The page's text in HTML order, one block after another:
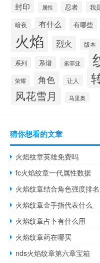
封印 属性 忍者 我
暗夜 有什么 有哪些
火焰 烈火 版本
系列 系谱 索菲亚
荣耀 角色 让人
风花雪月 马里奥
猜你想看的文章
火焰纹章英雄免费吗
fc火焰纹章一代属性数据
火焰纹章结合角色强度排名
火焰纹章金手指代表什么
火焰纹章占卜有什么用
火焰纹章药在哪买
nds火焰纹章第六章宝箱